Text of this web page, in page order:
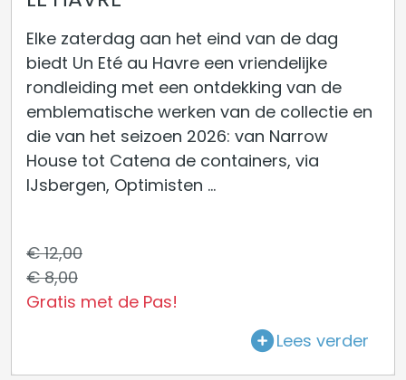
Elke zaterdag aan het eind van de dag
biedt Un Eté au Havre een vriendelijke
rondleiding met een ontdekking van de
emblematische werken van de collectie en
die van het seizoen 2026: van Narrow
House tot Catena de containers, via
IJsbergen, Optimisten ...
€ 12,00
€ 8,00
Gratis met de Pas!
Lees verder